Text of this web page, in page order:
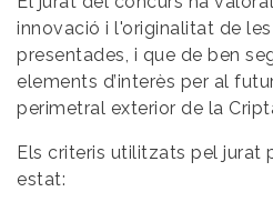
innovació i l'originalitat de
presentades, i que de ben
elements d’interès per al
perimetral exterior de la
Els criteris utilitzats pel jurat
estat: